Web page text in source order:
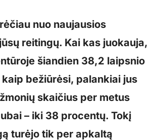
nuo naujausios
reitingų. Kai kas juokauja,
šiandien 38,2 laipsnio
bežiūrėsi, palankiai jus
skaičius per metus
– iki 38 procentų. Tokį
turėjo tik per apkaltą